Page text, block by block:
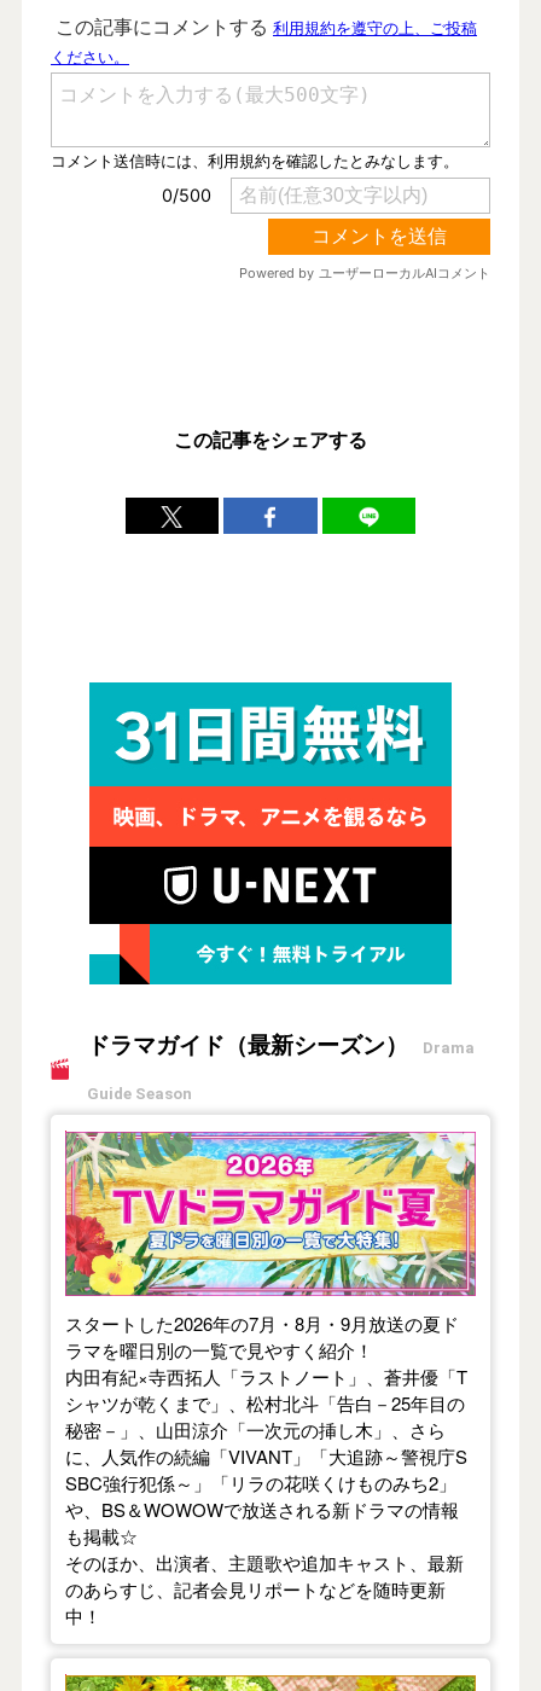
この記事をシェアする
ドラマガイド（最新シーズン） Drama
Guide Season
【2026年夏】TVドラマガイド
スタートした2026年の7月・8月・9月放送の夏ド
ラマを曜日別の一覧で見やすく紹介！
内田有紀×寺西拓人「ラストノート」、蒼井優「T
シャツが乾くまで」、松村北斗「告白－25年目の
秘密－」、山田涼介「一次元の挿し木」、さら
に、人気作の続編「VIVANT」「大追跡～警視庁S
SBC強行犯係～」「リラの花咲くけものみち2」
や、BS＆WOWOWで放送される新ドラマの情報
も掲載☆
そのほか、出演者、主題歌や追加キャスト、最新
のあらすじ、記者会見リポートなどを随時更新
中！